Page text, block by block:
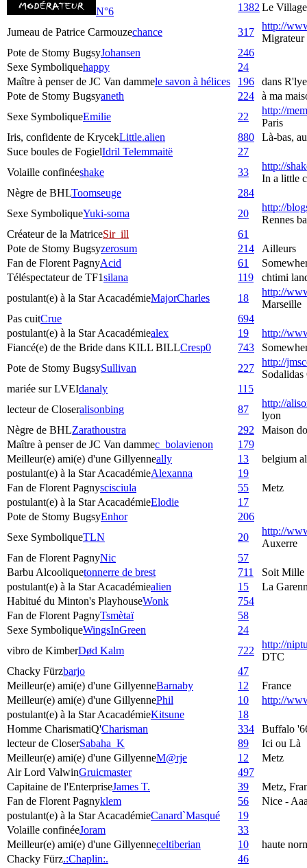
N°6
1382 Le Village
Jumeau de Patrice Carmouzechance 317
http://
Migrateur
Pote de Stomy BugsyJohansen
246
Sexe Symboliquehappy
24
Maître à penser de JC Van dammele savon à hélices 196
dans
Pote de Stomy Bugsyaneth 224
à ma
Sexe SymboliqueEmilie 22
http://
Paris
Iris, confidente de KrycekLittle.alien 880
Là-bas,
Suce boules de FogielIdril Telemmaitë
27
Volaille confinéeshake 33
http://
In a little
Nègre de BHLToomseuge
284
Sexe SymboliqueYuki-soma 20
http://
Rennes
Créateur de la MatriceSir_ill
61
Pote de Stomy Bugsyzerosum 214
Ailleurs
Fan de Florent PagnyAcid 61
Téléspectateur de TF1silana 119
chtimi
postulant(e) à la Star AcacadémieMajorCharles 18
http://
Marseille
Pas cuitCrue
694
postulant(e) à la Star Acacadémiealex 19
http://
Fiancé(e) de the Bride dans KILL BILLCresp0 743
Pote de Stomy BugsySullivan 227
http://
mariée sur LVEIdanaly
115
lecteur de Closeralisonbing 87
http://
lyon
Nègre de BHLZarathoustra 292
Maison
Maître à penser de JC Van dammec_bolavienon
179
Meilleur(e) ami(e) d'une Gillyenneally 13
belgium
postulant(e) à la Star AcacadémieAlexanna
19
Fan de Florent Pagnyscisciula 55
Metz
postulant(e) à la Star AcacadémieElodie
17
Pote de Stomy BugsyEnhor
206
Sexe SymboliqueTLN 20
http://
Auxerre
Fan de Florent PagnyNic
57
Barbu Alcooliquetonnerre de brest 711
Soit Mille
postulant(e) à la Star Acacadémiealien 15
La
Habitué du Minton's PlayhouseWonk
754
Fan de Florent PagnyTsmètaï
58
Sexe SymboliqueWingsInGreen
24
vibro de KimberDød Kalm 722
http://
DTC
Chacky Fürzbarjo
47
Meilleur(e) ami(e) d'une GillyenneBarnaby 12
France
Meilleur(e) ami(e) d'une GillyennePhil 10
http://
postulant(e) à la Star AcacadémieKitsune
18
Homme CharismatiQ'Charisman 334
Buffalo
lecteur de CloserSabaha_K 89
Ici ou Là
Meilleur(e) ami(e) d'une GillyenneM@rje 12
Metz
Air Lord ValwinGruicmaster
497
Capitaine de l'EnterpriseJames T. 39
Metz,
Fan de Florent Pagnyklem 56
Nice -
postulant(e) à la Star AcacadémieCanard`Masqué
19
Volaille confinéeJoram
33
Meilleur(e) ami(e) d'une Gillyenneceltiberian 10
haute
Chacky Fürz.:Chaplin:.
46